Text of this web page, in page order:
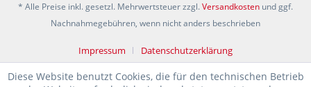
* Alle Preise inkl. gesetzl. Mehrwertsteuer zzgl.Versandkosten und ggf.
Nachnahmegebühren, wenn nicht anders beschrieben
Impressum Datenschutzerklärung
Diese Website benutzt Cookies, die für den technischen Betrieb